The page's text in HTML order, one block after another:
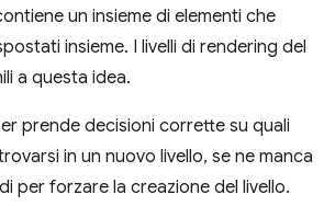
un insieme di elementi che
insieme. I livelli di rendering del
a questa idea.
prende decisioni corrette su quali
in un nuovo livello, se ne manca
per forzare la creazione del livello.